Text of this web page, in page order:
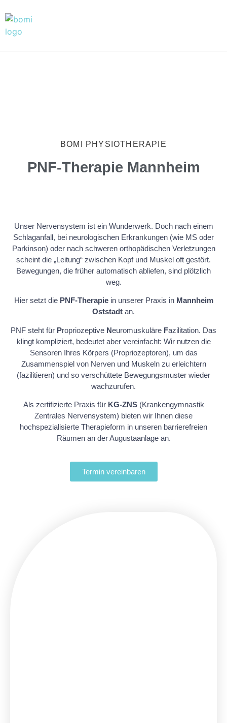
BOMI PHYSIOTHERAPIE
PNF-Therapie Mannheim
Unser Nervensystem ist ein Wunderwerk. Doch nach einem
Schlaganfall, bei neurologischen Erkrankungen (wie MS oder
Parkinson) oder nach schweren orthopädischen Verletzungen
scheint die „Leitung“ zwischen Kopf und Muskel oft gestört.
Bewegungen, die früher automatisch abliefen, sind plötzlich
weg.
Hier setzt die PNF-Therapiein unserer Praxis in Mannheim
Oststadt an.
PNF steht für Propriozeptive Neuromuskuläre Fazilitation. Das
klingt kompliziert, bedeutet aber vereinfacht: Wir nutzen die
Sensoren Ihres Körpers (Propriozeptoren), um das
Zusammenspiel von Nerven und Muskeln zu erleichtern
(fazilitieren) und so verschüttete Bewegungsmuster wieder
wachzurufen.
Als zertifizierte Praxis für KG-ZNS(Krankengymnastik
Zentrales Nervensystem) bieten wir Ihnen diese
hochspezialisierte Therapieform in unseren barrierefreien
Räumen an der Augustaanlage an.
Termin vereinbaren